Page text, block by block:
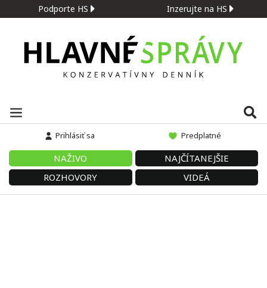
Podporte HS Inzerujte na HS
Prihlásiť sa Predplatné
NAŽIVO
NAJČÍTANEJŠIE
ROZHOVORY
VIDEÁ